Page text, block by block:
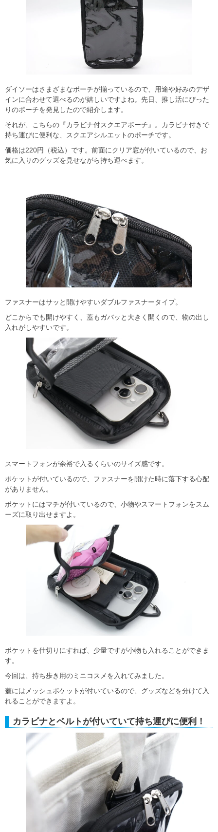
ダイソーはさまざまなポーチが揃っているので、用途や好みのデザ
インに合わせて選べるのが嬉しいですよね。先日、推し活にぴった
りのポーチを発見したので紹介します。
それが、こちらの『カラビナ付スクエアポーチ』。カラビナ付きで
持ち運びに便利な、スクエアシルエットのポーチです。
価格は220円（税込）です。前面にクリア窓が付いているので、お
気に入りのグッズを見せながら持ち運べます。
ファスナーはサッと開けやすいダブルファスナータイプ。
どこからでも開けやすく、蓋もガバッと大きく開くので、物の出し
入れがしやすいです。
スマートフォンが余裕で入るくらいのサイズ感です。
ポケットが付いているので、ファスナーを開けた時に落下する心配
がありません。
ポケットにはマチが付いているので、小物やスマートフォンをスム
ーズに取り出せますよ。
ポケットを仕切りにすれば、少量ですが小物も入れることができま
す。
今回は、持ち歩き用のミニコスメを入れてみました。
蓋にはメッシュポケットが付いているので、グッズなどを分けて入
れることができますよ。
カラビナとベルトが付いていて持ち運びに便利！